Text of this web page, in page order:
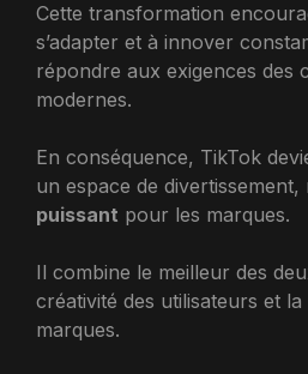
Cette transformation
s’adapter et à innover
répondre aux exigences des
modernes.
En conséquence, TikTok
un espace de divertissement,
puissant pour les marques.
Il combine le meilleur des
créativité des utilisateurs et la
marques.